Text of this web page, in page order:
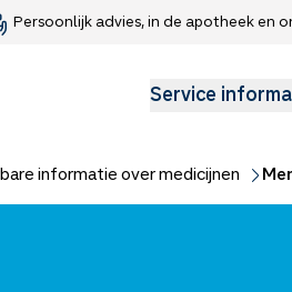
Persoonlijk advies, in de apotheek en
Service
Jouw medische gegevens delen
Medicijnen voor kinderen
informatie over medicijnen